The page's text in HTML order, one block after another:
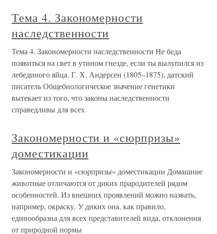
Тема 4. Закономерности
наследственности
Тема 4. Закономерности наследственности Не беда
появиться на свет в утином гнезде, если ты вылупился из
лебединого яйца. Г. Х. Андерсен (1805–1875), датский
писатель Общебиологическое значение генетики
вытекает из того, что законы наследственности
справедливы для всех
Закономерности и «сюрпризы»
доместикации
Закономерности и «сюрпризы» доместикации Домашние
животные отличаются от диких прародителей рядом
особенностей. Из внешних проявлений можно назвать,
например, окраску. У диких она, как правило,
единообразна для всех представителей вида, отклонения
от природной нормы